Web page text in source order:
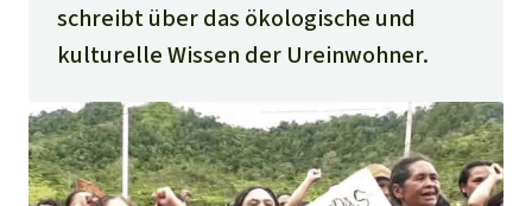
schreibt über das ökologische und
kulturelle Wissen der Ureinwohner.